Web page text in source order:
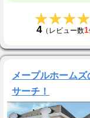
4（レビュー数1
メープルホーム
サーチ！